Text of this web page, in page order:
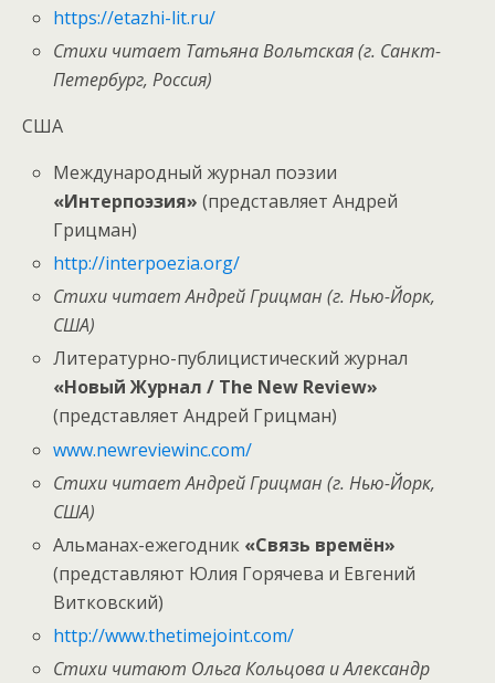
https://etazhi-lit.ru/
Стихи читает Татьяна Вольтская (г. Санкт-
Петербург, Россия)
США
Международный журнал поэзии
«Интерпоэзия»(представляет Андрей
Грицман)
http://interpoezia.org/
Стихи читает Андрей Грицман (г. Нью-Йорк,
США)
Литературно-публицистический журнал
«Новый Журнал / The New Review»
(представляет Андрей Грицман)
www.newreviewinc.com/
Стихи читает Андрей Грицман (г. Нью-Йорк,
США)
Альманах-ежегодник «Связь времён»
(представляют Юлия Горячева и Евгений
Витковский)
http://www.thetimejoint.com/
Стихи читают Ольга Кольцова и Александр